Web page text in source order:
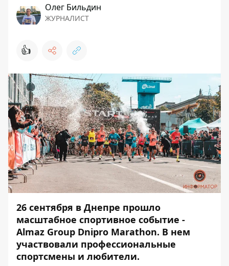
Олег Бильдин
ЖУРНАЛИСТ
👍
26 сентября в Днепре прошло
масштабное спортивное событие -
Almaz Group Dnipro Marathon. В нем
участвовали профессиональные
спортсмены и любители.